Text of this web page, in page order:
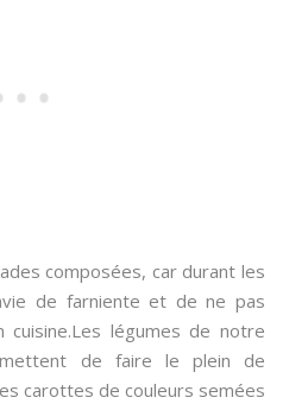
composées, car durant les
de farniente et de ne pas
Les légumes de notre
de faire le plein de
carottes de couleurs semées